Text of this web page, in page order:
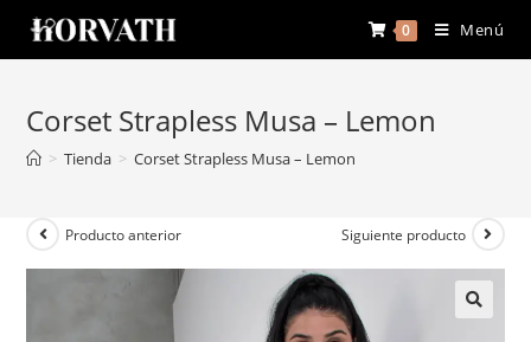
0 Menú
Corset Strapless Musa – Lemon
> Tienda > Corset Strapless Musa – Lemon
Producto anterior Siguiente producto